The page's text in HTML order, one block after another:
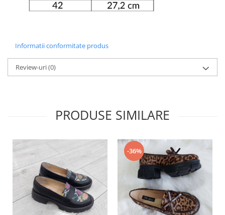
Informatii conformitate produs
Review-uri(0)
PRODUSE SIMILARE
-36%